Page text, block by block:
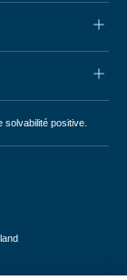
positive.